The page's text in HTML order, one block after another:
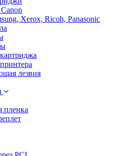
Xerox, Ricoh, Panasonic
лезвия
пленка